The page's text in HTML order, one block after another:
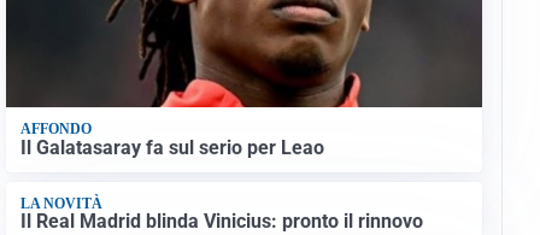
AFFONDO
Il Galatasaray fa sul serio per Leao
LA NOVITÀ
Il Real Madrid blinda Vinicius: pronto il rinnovo